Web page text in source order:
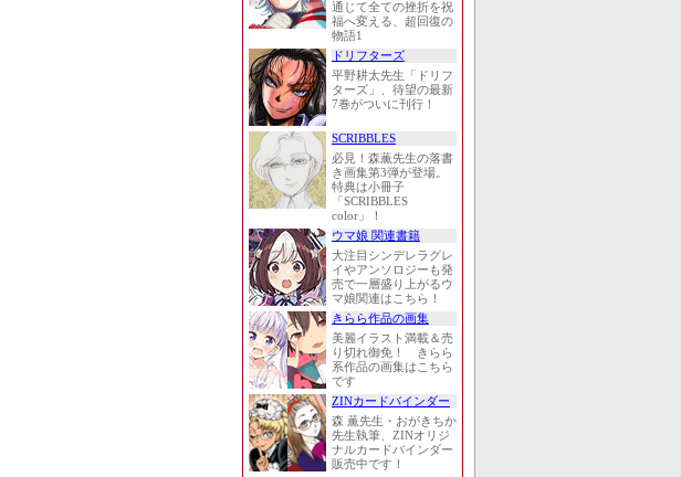
通じて全ての挫折を祝
福へ変える、超回復の
物語1
ドリフターズ
平野耕太先生「ドリフ
ターズ」、待望の最新
7巻がついに刊行！
SCRIBBLES
必見！森薫先生の落書
き画集第3弾が登場。
特典は小冊子
「SCRIBBLES
color」！
ウマ娘 関連書籍
大注目シンデレラグレ
イやアンソロジーも発
売で一層盛り上がるウ
マ娘関連はこちら！
きらら作品の画集
美麗イラスト満載＆売
り切れ御免！ きらら
系作品の画集はこちら
です
ZINカードバインダー
森 薫先生・おがきちか
先生執筆、ZINオリジ
ナルカードバインダー
販売中です！